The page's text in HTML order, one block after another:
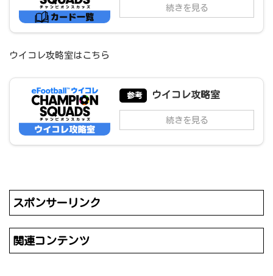
続きを見る
ウイコレ攻略室はこちら
参考 ウイコレ攻略室
続きを見る
スポンサーリンク
関連コンテンツ